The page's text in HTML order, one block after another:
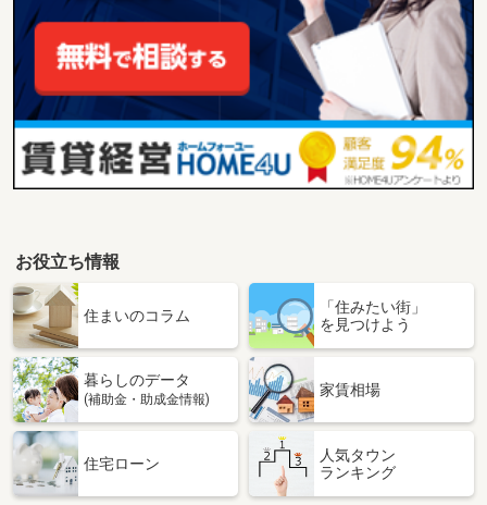
お役立ち情報
住まいのコラム
「住みたい街」
を見つけよう
暮らしのデータ
(補助金・助成金情報)
家賃相場
住宅ローン
人気タウン
ランキング